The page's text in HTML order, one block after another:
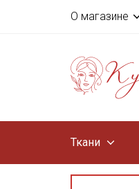
О магазине
Ткани